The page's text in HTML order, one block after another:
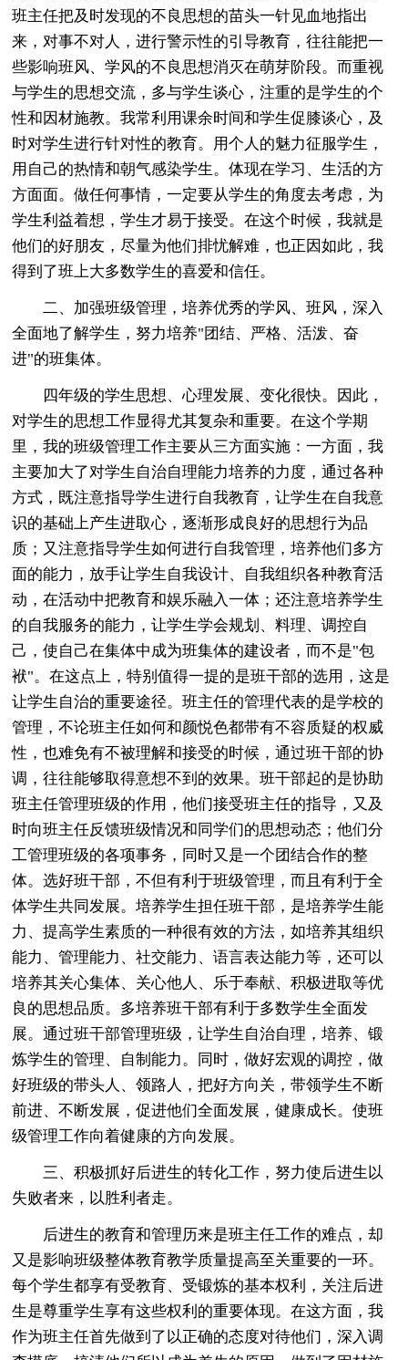
班主任把及时发现的不良思想的苗头一针见血地指出
来，对事不对人，进行警示性的引导教育，往往能把一
些影响班风、学风的不良思想消灭在萌芽阶段。而重视
与学生的思想交流，多与学生谈心，注重的是学生的个
性和因材施教。我常利用课余时间和学生促膝谈心，及
时对学生进行针对性的教育。用个人的魅力征服学生，
用自己的热情和朝气感染学生。体现在学习、生活的方
方面面。做任何事情，一定要从学生的角度去考虑，为
学生利益着想，学生才易于接受。在这个时候，我就是
他们的好朋友，尽量为他们排忧解难，也正因如此，我
得到了班上大多数学生的喜爱和信任。
二、加强班级管理，培养优秀的学风、班风，深入
全面地了解学生，努力培养"团结、严格、活泼、奋
进"的班集体。
四年级的学生思想、心理发展、变化很快。因此，
对学生的思想工作显得尤其复杂和重要。在这个学期
里，我的班级管理工作主要从三方面实施：一方面，我
主要加大了对学生自治自理能力培养的力度，通过各种
方式，既注意指导学生进行自我教育，让学生在自我意
识的基础上产生进取心，逐渐形成良好的思想行为品
质；又注意指导学生如何进行自我管理，培养他们多方
面的能力，放手让学生自我设计、自我组织各种教育活
动，在活动中把教育和娱乐融入一体；还注意培养学生
的自我服务的能力，让学生学会规划、料理、调控自
己，使自己在集体中成为班集体的建设者，而不是"包
袱"。在这点上，特别值得一提的是班干部的选用，这是
让学生自治的重要途径。班主任的管理代表的是学校的
管理，不论班主任如何和颜悦色都带有不容质疑的权威
性，也难免有不被理解和接受的时候，通过班干部的协
调，往往能够取得意想不到的效果。班干部起的是协助
班主任管理班级的作用，他们接受班主任的指导，又及
时向班主任反馈班级情况和同学们的思想动态；他们分
工管理班级的各项事务，同时又是一个团结合作的整
体。选好班干部，不但有利于班级管理，而且有利于全
体学生共同发展。培养学生担任班干部，是培养学生能
力、提高学生素质的一种很有效的方法，如培养其组织
能力、管理能力、社交能力、语言表达能力等，还可以
培养其关心集体、关心他人、乐于奉献、积极进取等优
良的思想品质。多培养班干部有利于多数学生全面发
展。通过班干部管理班级，让学生自治自理，培养、锻
炼学生的管理、自制能力。同时，做好宏观的调控，做
好班级的带头人、领路人，把好方向关，带领学生不断
前进、不断发展，促进他们全面发展，健康成长。使班
级管理工作向着健康的方向发展。
三、积极抓好后进生的转化工作，努力使后进生以
失败者来，以胜利者走。
后进生的教育和管理历来是班主任工作的难点，却
又是影响班级整体教育教学质量提高至关重要的一环。
每个学生都享有受教育、受锻炼的基本权利，关注后进
生是尊重学生享有这些权利的重要体现。在这方面，我
作为班主任首先做到了以正确的态度对待他们，深入调